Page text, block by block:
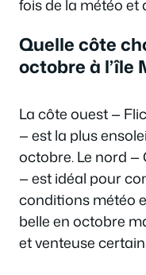
fois de la météo
Quelle côte
octobre à l’île
La côte ouest —
— est la plus
octobre. Le nord —
— est idéal pour
conditions météo
belle en octobre
et venteuse